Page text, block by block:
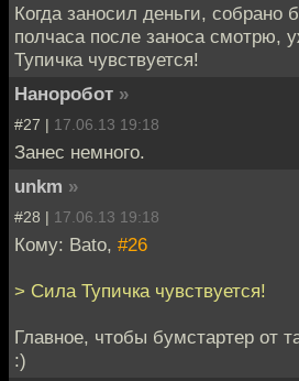
Когда заносил деньги, собрано
полчаса после заноса смотрю,
Тупичка чувствуется!
Наноробот »
#27 | 17.06.13 19:18
Занес немного.
unkm »
#28 | 17.06.13 19:18
Кому: Bato, #26
> Сила Тупичка чувствуется!
Главное, чтобы бумстартер от
:)